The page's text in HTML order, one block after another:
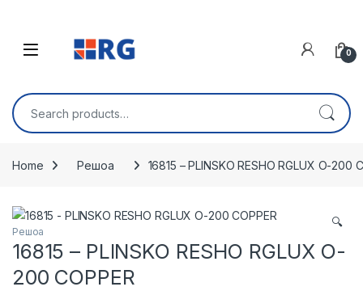
Open 0
Search for:
Home Решоа 16815 – PLINSKO RESHO RGLUX O-200
🔍
Решоа
16815 – PLINSKO RESHO RGLUX O-
200 COPPER